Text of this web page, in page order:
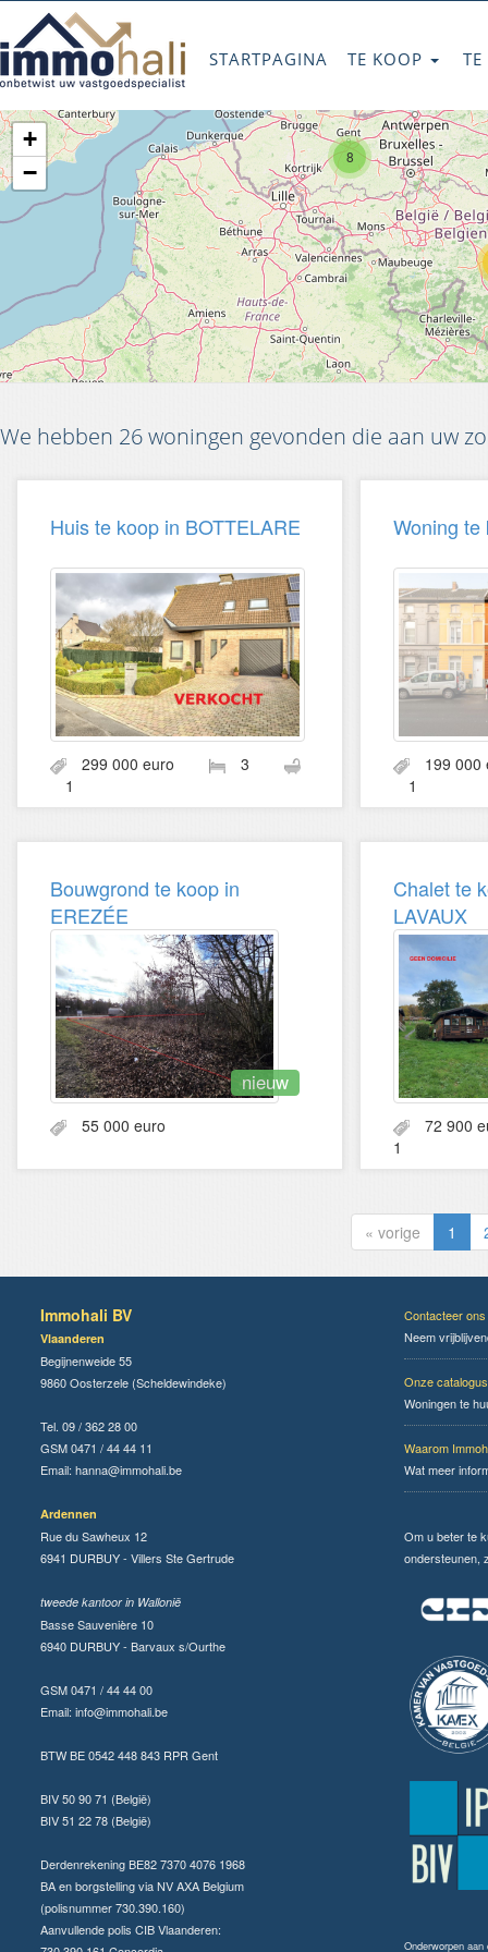
STARTPAGINA TE KOOP
8
+
−
We hebben 26 woningen gevonden die aan uw
Huis te koop in BOTTELARE
299 000 euro
3
1
Woning te
199
1
Bouwgrond te koop in
EREZÉE
nieuw
55 000 euro
Chalet te
LAVAUX
72
1
« vorige 1
Immohali BV
Vlaanderen
Begijnenweide 55
9860 Oosterzele (Scheldewindeke)
Tel. 09 / 362 28 00
GSM 0471 / 44 44 11
Email: hanna@immohali.be
Ardennen
Rue du Sawheux 12
6941 DURBUY - Villers Ste Gertrude
tweede kantoor in Wallonië
Basse Sauvenière 10
6940 DURBUY - Barvaux s/Ourthe
GSM 0471 / 44 44 00
Email: info@immohali.be
BTW BE 0542 448 843 RPR Gent
BIV 50 90 71 (België)
BIV 51 22 78 (België)
Derdenrekening BE82 7370 4076 1968
BA en borgstelling via NV AXA Belgium
(polisnummer 730.390.160)
Aanvullende polis CIB Vlaanderen:
Contacteer ons
Neem
Onze catalogus
Woningen te
Waarom
Wat meer
Om u beter te
ondersteunen,
Onderworpen